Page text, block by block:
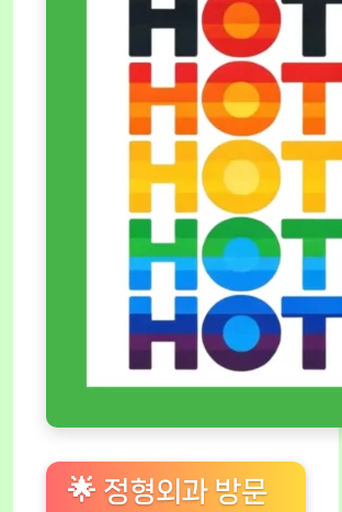
🌟 정형외과 방문